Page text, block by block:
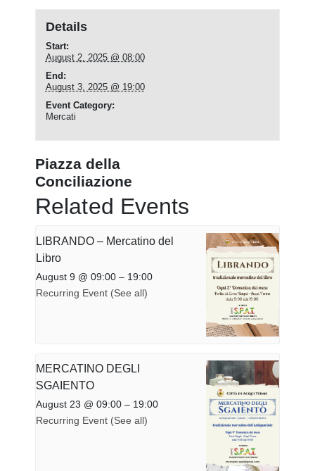
Details
Start:
August 2, 2025 @ 08:00
End:
August 3, 2025 @ 19:00
Event Category:
Mercati
Piazza della
Conciliazione
Related Events
LIBRANDO – Mercatino del
Libro
August 9 @ 09:00 – 19:00
Recurring Event (See all)
MERCATINO DEGLI
SGAIENTO
August 23 @ 09:00 – 19:00
Recurring Event (See all)